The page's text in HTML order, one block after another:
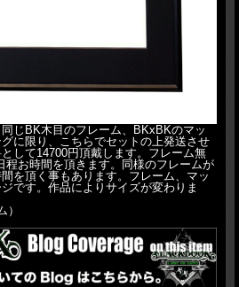
じBK木目のフレーム、BKxBKのマッ
に限り、こちらでセットの上発送させ
して14700円頂戴します。フレーム無
程お時間を頂きます。同様のフレームが
を頂く事もあります。フレーム、マッ
です。作品によりサイズが変わりま